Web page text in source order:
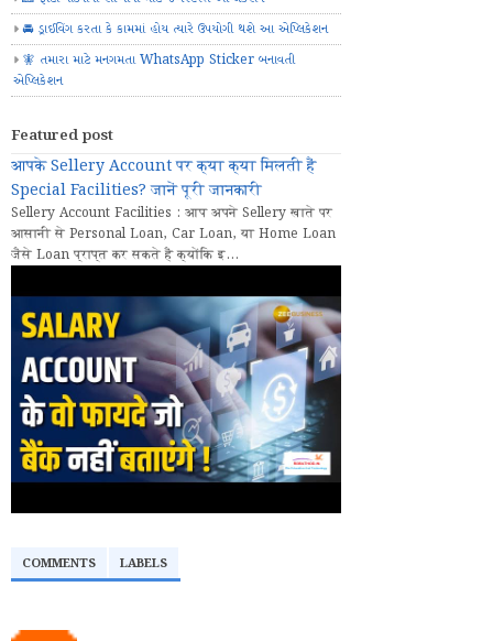
🚘 ડ્રાઈવિંગ કરતા કે કામમાં હોય ત્યારે ઉપયોગી થશે આ એપ્લિકેશન
🧚 તમારા માટે મનગમતા WhatsApp Sticker બનાવતી
એપ્લિકેશન
Featured post
आपके Sellery Account पर क्या क्या मिलती हैं
Special Facilities? जानें पूरी जानकारी
Sellery Account Facilities : आप अपने Sellery खाते पर
आसानी से Personal Loan, Car Loan, या Home Loan
जैसे Loan प्राप्त कर सकते हैं क्योंकि इ...
COMMENTS LABELS